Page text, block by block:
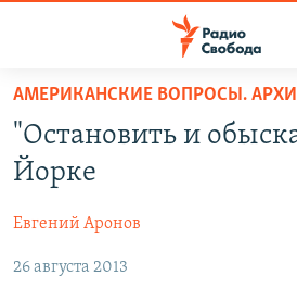
упрощенного
доступа
Вернуться
основному
Вернутся
ПРОГРАММЫ
ПОДКАСТЫ
АВТОРСКИЕ ПРОЕКТЫ
ЦИТАТЫ СВОБОДЫ
МНЕНИЯ
АМЕРИКАНСКИЕ ВОПРОСЫ.
"Остановить и
Йорке
Евгений Аронов
26 августа 2013